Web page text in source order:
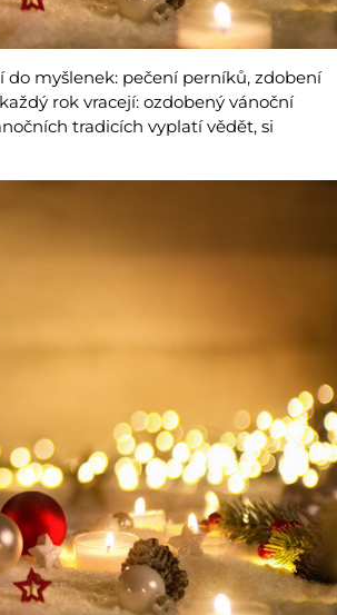
myšlenek: pečení perníků, zdobení
rok vracejí: ozdobený vánoční
tradicích vyplatí vědět, si